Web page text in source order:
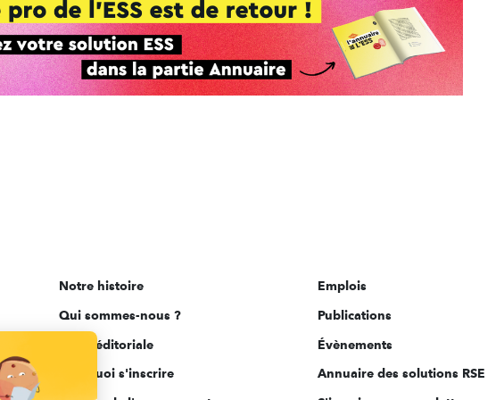
Notre histoire
Qui sommes-nous ?
Ligne éditoriale
Pourquoi s'inscrire
Emplois
Publications
Évènements
Annuaire des solutions RSE